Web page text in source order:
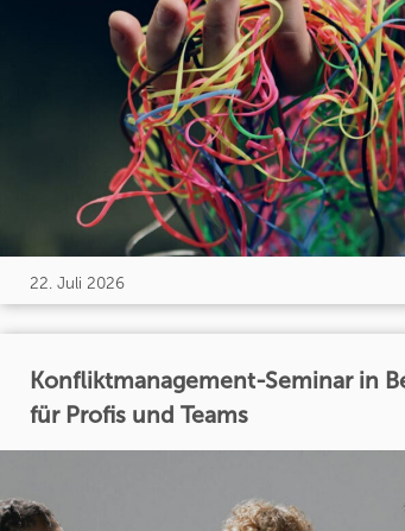
22. Juli 2026
Konfliktmanagement-Seminar in
für Profis und Teams